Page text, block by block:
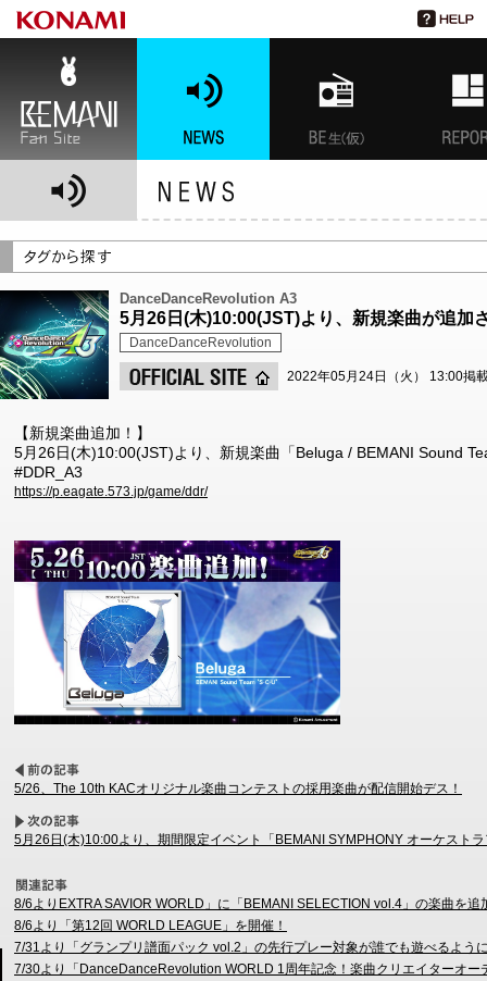
DanceDanceRevolution A3
5月26日(木)10:00(JST)より、新規楽曲が追加
DanceDanceRevolution
2022年05月24日（火） 13:00掲
【新規楽曲追加！】
5月26日(木)10:00(JST)より、新規楽曲「Beluga / BEMANI Sound
#DDR_A3
https://p.eagate.573.jp/game/ddr/
5/26、The 10th KACオリジナル楽曲コンテストの採用楽曲が配信開始デス！
5月26日(木)10:00より、期間限定イベント「BEMANI SYMPHONY オーケスト
8/6よりEXTRA SAVIOR WORLD」に「BEMANI SELECTION vol.4」の楽曲を追
8/6より「第12回 WORLD LEAGUE」を開催！
7/31より「グランプリ譜面パック vol.2」の先行プレー対象が誰でも遊べるよう
7/30より「DanceDanceRevolution WORLD 1周年記念！楽曲クリエイターオ